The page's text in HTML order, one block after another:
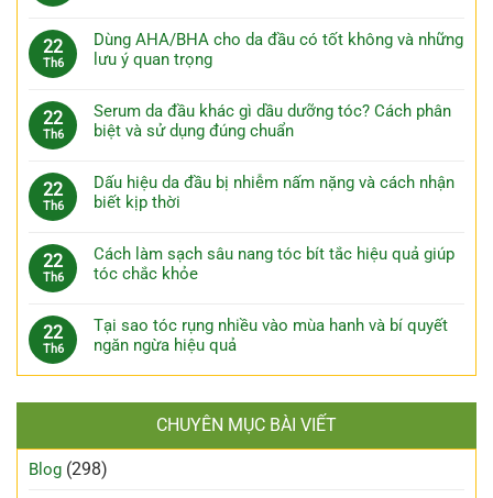
22
Th6
Dùng AHA/BHA cho da đầu có tốt không và những
lưu ý quan trọng
22
Th6
Serum da đầu khác gì dầu dưỡng tóc? Cách phân
biệt và sử dụng đúng chuẩn
22
Th6
Dấu hiệu da đầu bị nhiễm nấm nặng và cách nhận
biết kịp thời
22
Th6
Cách làm sạch sâu nang tóc bít tắc hiệu quả giúp
tóc chắc khỏe
22
Th6
Tại sao tóc rụng nhiều vào mùa hanh và bí quyết
ngăn ngừa hiệu quả
CHUYÊN MỤC BÀI VIẾT
Blog (298)